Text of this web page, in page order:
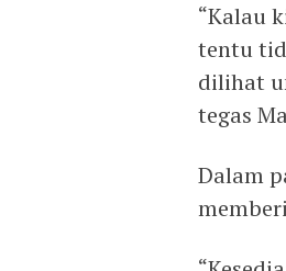
“Kalau
tentu
dilihat
tegas
Dalam